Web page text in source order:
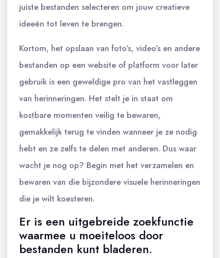
juiste bestanden selecteren om jouw creatieve
ideeën tot leven te brengen.
Kortom, het opslaan van foto’s, video’s en andere
bestanden op een website of platform voor later
gebruik is een geweldige pro van het vastleggen
van herinneringen. Het stelt je in staat om
kostbare momenten veilig te bewaren,
gemakkelijk terug te vinden wanneer je ze nodig
hebt en ze zelfs te delen met anderen. Dus waar
wacht je nog op? Begin met het verzamelen en
bewaren van die bijzondere visuele herinneringen
die je wilt koesteren.
Er is een uitgebreide zoekfunctie
waarmee u moeiteloos door
bestanden kunt bladeren.